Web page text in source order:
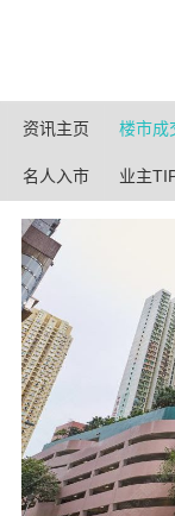
资讯主页 楼市成
名人入市 业主